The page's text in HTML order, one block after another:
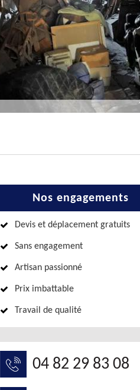
Nos engagements
Devis et déplacement gratuits
Sans engagement
Artisan passionné
Prix imbattable
Travail de qualité
04 82 29 83 08